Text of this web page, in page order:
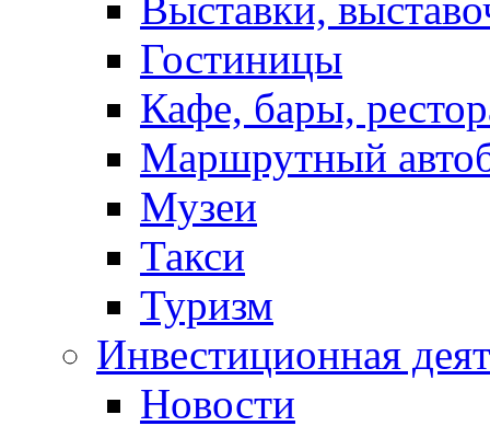
Гостиницы
Кафе, бары,
Маршрутный
Музеи
Такси
Туризм
Инвестиционная
Новости